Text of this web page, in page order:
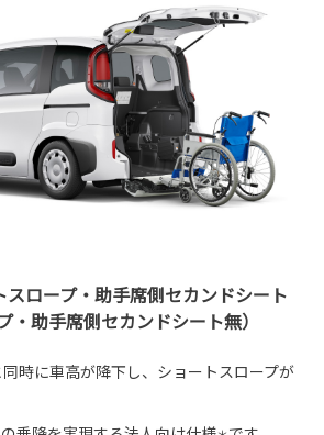
ロープ・助手席側セカンドシート
・助手席側セカンドシート無）
時に車高が降下し、ショートスロープが